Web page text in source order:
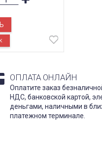
ОПЛАТА ОНЛАЙН
Оплатите заказ
НДС, банковской картой,
деньгами, наличными в
платежном терминале.